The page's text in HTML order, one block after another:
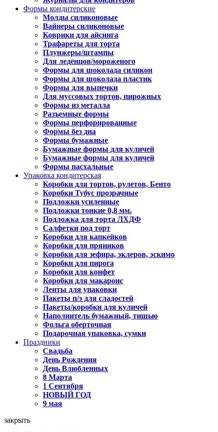
Формы кондитерские
Молды силиконовые
Вайнеры силиконовые
Коврики для айсинга
Трафареты для торта
Плунжеры/штампы
Для леденцов/мороженого
Формы для шоколада силикон
Формы для шоколада пластик
Формы для выпечки
Для муссовых тортов, пирожных
Формы из металла
Разъемные формы
Формы перфорированные
Формы без дна
Формы бумажные
Бумажные формы для куличей
Бумажные формы для куличей
Формы пасхальные
Упаковка кондитерская
Коробки для тортов, рулетов, Бенто
Коробки Тубус прозрачные
Подложки усиленные
Подложки тонкие 0,8 мм.
Подложка для торта ЛХДФ
Салфетки под торт
Коробки для капкейков
Коробки для пряников
Коробки для зефира, эклеров, эскимо
Коробки для пирога
Коробки для конфет
Коробки для макаронс
Ленты для упаковки
Пакеты п/э для сладостей
Пакеты/коробки для куличей
Наполнитель бумажный, тишью
Фольга оберточная
Подарочная упаковка, сумки
Праздники
Свадьба
День Рождения
День Влюбленных
8 Марта
1 Сентября
НОВЫЙ ГОД
9 мая
закрыть